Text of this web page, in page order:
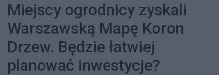
Miejscy ogrodnicy zyskali
Warszawską Mapę Koron
Drzew. Będzie łatwiej
planować inwestycje?